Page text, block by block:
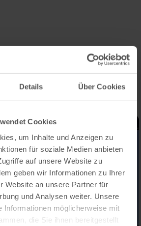
Details Über Cookies
Cookies
um Inhalte und Anzeigen zu
für soziale Medien anbieten
auf unsere Website zu
geben wir Informationen zu Ihrer
Website an unsere Partner für
und Analysen weiter. Unsere
Informationen möglicherweise mit
die Sie ihnen bereitgestellt